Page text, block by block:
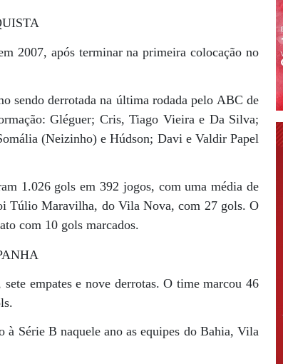
2007, após terminar na primeira colocação no
sendo derrotada na última rodada pelo ABC de
Gléguer; Cris, Tiago Vieira e Da Silva;
(Neizinho) e Húdson; Davi e Valdir Papel
1.026 gols em 392 jogos, com uma média de
Túlio Maravilha, do Vila Nova, com 27 gols. O
com 10 gols marcados.
empates e nove derrotas. O time marcou 46
à Série B naquele ano as equipes do Bahia, Vila